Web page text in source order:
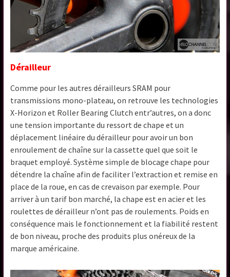
Dérailleur
Comme pour les autres dérailleurs SRAM pour
transmissions mono-plateau, on retrouve les technologies
X-Horizon et Roller Bearing Clutch entr’autres, on a donc
une tension importante du ressort de chape et un
déplacement linéaire du dérailleur pour avoir un bon
enroulement de chaîne sur la cassette quel que soit le
braquet employé. Système simple de blocage chape pour
détendre la chaîne afin de faciliter l’extraction et remise en
place de la roue, en cas de crevaison par exemple. Pour
arriver à un tarif bon marché, la chape est en acier et les
roulettes de dérailleur n’ont pas de roulements. Poids en
conséquence mais le fonctionnement et la fiabilité restent
de bon niveau, proche des produits plus onéreux de la
marque américaine.